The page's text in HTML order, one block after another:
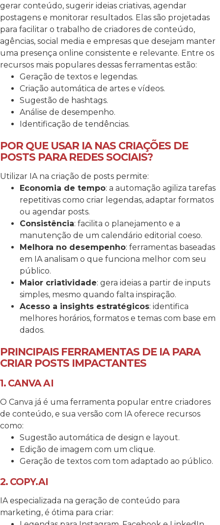
gerar conteúdo, sugerir ideias criativas, agendar
postagens e monitorar resultados. Elas são projetadas
para facilitar o trabalho de criadores de conteúdo,
agências, social media e empresas que desejam manter
uma presença online consistente e relevante. Entre os
recursos mais populares dessas ferramentas estão:
Geração de textos e legendas.
Criação automática de artes e vídeos.
Sugestão de hashtags.
Análise de desempenho.
Identificação de tendências.
POR QUE USAR IA NAS CRIAÇÕES DE
POSTS PARA REDES SOCIAIS?
Utilizar IA na criação de posts permite:
Economia de tempo: a automação agiliza tarefas
repetitivas como criar legendas, adaptar formatos
ou agendar posts.
Consistência: facilita o planejamento e a
manutenção de um calendário editorial coeso.
Melhora no desempenho: ferramentas baseadas
em IA analisam o que funciona melhor com seu
público.
Maior criatividade: gera ideias a partir de inputs
simples, mesmo quando falta inspiração.
Acesso a insights estratégicos: identifica
melhores horários, formatos e temas com base em
dados.
PRINCIPAIS FERRAMENTAS DE IA PARA
CRIAR POSTS IMPACTANTES
1. CANVA AI
O Canva já é uma ferramenta popular entre criadores
de conteúdo, e sua versão com IA oferece recursos
como:
Sugestão automática de design e layout.
Edição de imagem com um clique.
Geração de textos com tom adaptado ao público.
2. COPY.AI
IA especializada na geração de conteúdo para
marketing, é ótima para criar: